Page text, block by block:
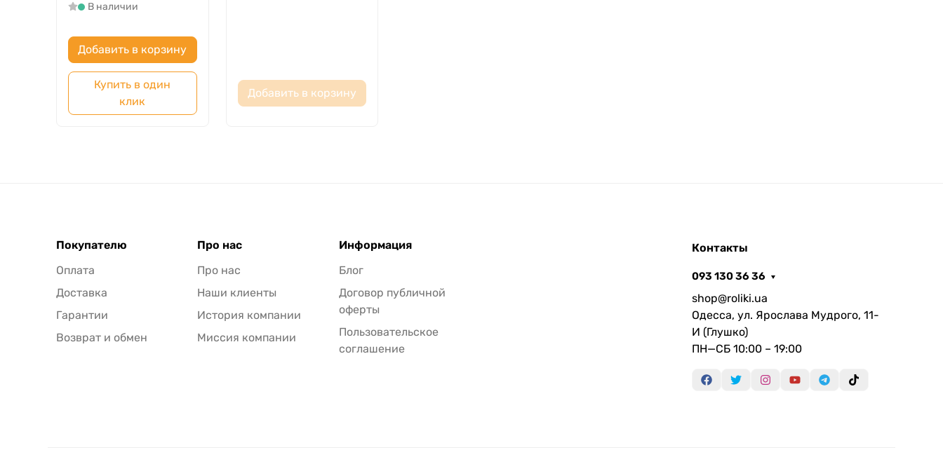
В наличии
Добавить в корзину
Купить в один
клик
Добавить в корзину
Покупателю
Оплата
Доставка
Гарантии
Возврат и обмен
Про нас
Про нас
Наши клиенты
История компании
Миссия компании
Информация
Блог
Договор публичной
оферты
Пользовательское
соглашение
Контакты
093 130 36 36
shop@roliki.ua
Одесса, ул. Ярослава Мудрого, 11-
И (Глушко)
ПН—СБ 10:00 – 19:00